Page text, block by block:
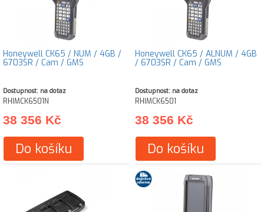
Honeywell CK65 / NUM / 4GB /
6703SR / Cam / GMS
Dostupnost: na dotaz
RHIMCK6501N
38 356 Kč
Do košíku
Honeywell CK65 / ALNUM / 4GB
/ 6703SR / Cam / GMS
Dostupnost: na dotaz
RHIMCK6501
38 356 Kč
Do košíku